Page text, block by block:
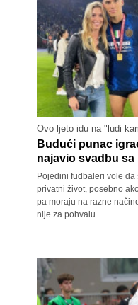
Ovo ljeto idu na "ludi
Budući punac
najavio svadbu
Pojedini fudbaleri vole
privatni život, posebno
pa moraju na razne
nije za pohvalu.